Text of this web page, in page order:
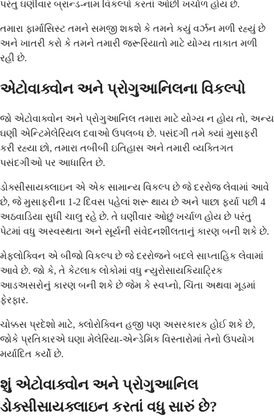
પરંતુ ઘણીવાર બ્રાન્ડ-નામ વિકલ્પો કરતાં ઓછી ખર્ચાળ હોય છે.
તમારા ફાર્માસિસ્ટ તમને સમજી શકશે કે તમને કયું વર્ઝન મળી રહ્યું છે
અને ખાતરી કરો કે તમને તમારી જરૂરિયાતો માટે યોગ્ય તાકાત મળી
રહી છે.
એટોવાક્વોન અને પ્રોગુઆનિલના વિકલ્પો
જો એટોવાક્વોન અને પ્રોગુઆનિલ તમારા માટે યોગ્ય ન હોય તો, અન્ય
ઘણી એન્ટિમેલેરિયલ દવાઓ ઉપલબ્ધ છે. પસંદગી તમે ક્યાં મુસાફરી
કરી રહ્યા છો, તમારા તબીબી ઇતિહાસ અને તમારી વ્યક્તિગત
પસંદગીઓ પર આધારિત છે.
ડોક્સીસાયક્લાઇન એ એક સામાન્ય વિકલ્પ છે જે દરરોજ લેવામાં આવે
છે, જે મુસાફરીના 1-2 દિવસ પહેલાં શરૂ થાય છે અને પાછા ફર્યા પછી 4
અઠવાડિયા સુધી ચાલુ રહે છે. તે ઘણીવાર ઓછું ખર્ચાળ હોય છે પરંતુ
પેટમાં વધુ અસ્વસ્થતા અને સૂર્યની સંવેદનશીલતાનું કારણ બની શકે છે.
મેફ્લોક્વિન એ બીજો વિકલ્પ છે જે દરરોજને બદલે સાપ્તાહિક લેવામાં
આવે છે. જો કે, તે કેટલાક લોકોમાં વધુ ન્યુરોસાયકિયાટ્રિક
આડઅસરોનું કારણ બની શકે છે જેમ કે સ્વપ્નો, ચિંતા અથવા મૂડમાં
ફેરફાર.
ચોક્કસ પ્રદેશો માટે, ક્લોરોક્વિન હજી પણ અસરકારક હોઈ શકે છે,
જોકે પ્રતિકારએ ઘણા મેલેરિયા-એન્ડેમિક વિસ્તારોમાં તેનો ઉપયોગ
મર્યાદિત કર્યો છે.
શું એટોવાક્વોન અને પ્રોગુઆનિલ
ડોક્સીસાયક્લાઇન કરતાં વધુ સારું છે?